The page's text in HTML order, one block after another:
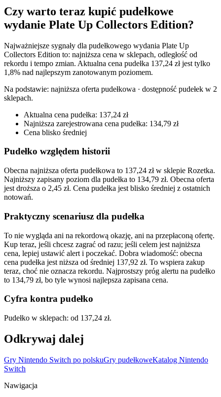
Czy warto teraz kupić pudełkowe
wydanie Plate Up Collectors Edition?
Najważniejsze sygnały dla pudełkowego wydania Plate Up
Collectors Edition to: najniższa cena w sklepach, odległość od
rekordu i tempo zmian. Aktualna cena pudełka 137,24 zł jest tylko
1,8% nad najlepszym zanotowanym poziomem.
Na podstawie: najniższa oferta pudełkowa · dostępność pudełek w 2
sklepach.
Aktualna cena pudełka: 137,24 zł
Najniższa zarejestrowana cena pudełka: 134,79 zł
Cena blisko średniej
Pudełko względem historii
Obecna najniższa oferta pudełkowa to 137,24 zł w sklepie Rozetka.
Najniższy zapisany poziom dla pudełka to 134,79 zł. Obecna oferta
jest droższa o 2,45 zł. Cena pudełka jest blisko średniej z ostatnich
notowań.
Praktyczny scenariusz dla pudełka
To nie wygląda ani na rekordową okazję, ani na przepłaconą ofertę.
Kup teraz, jeśli chcesz zagrać od razu; jeśli celem jest najniższa
cena, lepiej ustawić alert i poczekać. Dobra wiadomość: obecna
cena pudełka jest niższa od średniej 137,92 zł. To wspiera zakup
teraz, choć nie oznacza rekordu. Najprostszy próg alertu na pudełko
to 134,79 zł, bo tyle wynosi najlepsza zapisana cena.
Cyfra kontra pudełko
Pudełko w sklepach: od 137,24 zł.
Odkrywaj dalej
Gry Nintendo Switch po polskuGry pudełkoweKatalog Nintendo
Switch
Nawigacja